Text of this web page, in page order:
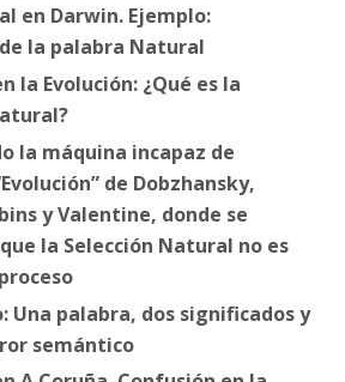
en Darwin. Ejemplo:
la palabra Natural
la Evolución: ¿Qué es la
la máquina incapaz de
de Dobzhansky,
y Valentine, donde se
la Selección Natural no es
Una palabra, dos significados y
semántico